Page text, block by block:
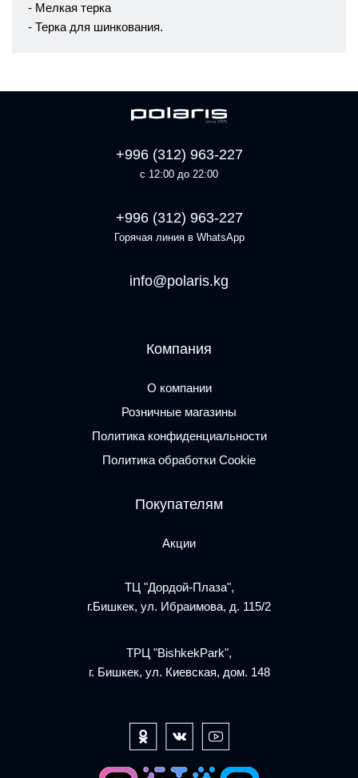
- Мелкая терка
- Терка для шинкования.
+996 (312) 963-227
с 12:00 до 22:00
+996 (312) 963-227
Горячая линия в WhatsApp
info@polaris.kg
Компания
О компании
Розничные магазины
Политика конфиденциальности
Политика обработки Cookie
Покупателям
Акции
ТЦ "Дордой-Плаза",
г.Бишкек, ул. Ибраимова, д. 115/2
ТРЦ "BishkekPark",
г. Бишкек, ул. Киевская, дом. 148